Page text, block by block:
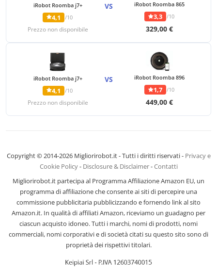
iRobot Roomba j7+
4,1 /10
Prezzo non disponibile
VS iRobot Roomba 865
3,3 /10
329,00 €
iRobot Roomba j7+
4,1 /10
Prezzo non disponibile
VS iRobot Roomba 896
1,7 /10
449,00 €
Copyright © 2014-2026 Migliorirobot.it - Tutti i diritti riservati - Privacy e
Cookie Policy- Disclosure & Disclaimer-Contatti
Migliorirobot.it partecipa al Programma Affiliazione Amazon EU, un
programma di affiliazione che consente ai siti di percepire una
commissione pubblicitaria pubblicizzando e fornendo link al sito
Amazon.it. In qualità di affiliati Amazon, riceviamo un guadagno per
ciascun acquisto idoneo. Tutti i marchi, nomi di prodotti, nomi
commerciali, nomi corporativi e di società citati su questo sito sono di
proprietà dei rispettivi titolari.